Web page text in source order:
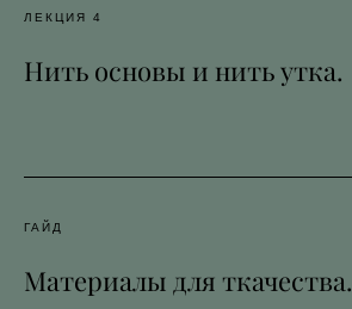
ЛЕКЦИЯ 4
Нить основы и нить утка.
ГАЙД
Материалы для ткачества.